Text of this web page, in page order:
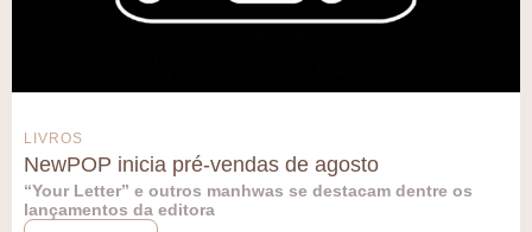
LIVROS
NewPOP inicia pré-vendas de agosto
“Your Letter” e outros manhwas se destacam dentre os
lançamentos da editora